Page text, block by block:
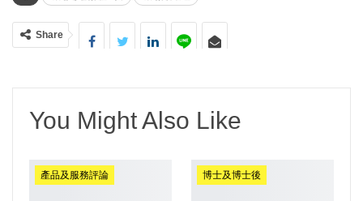
Share
You Might Also Like
產品及服務評論 博士及博士後